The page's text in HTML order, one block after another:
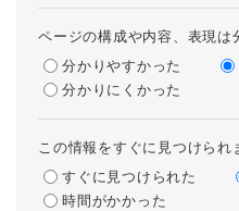
ページの構成や内容、表現は
分かりやすかった
分かりにくかった
この情報をすぐに見つけられ
すぐに見つけられた
時間がかかった